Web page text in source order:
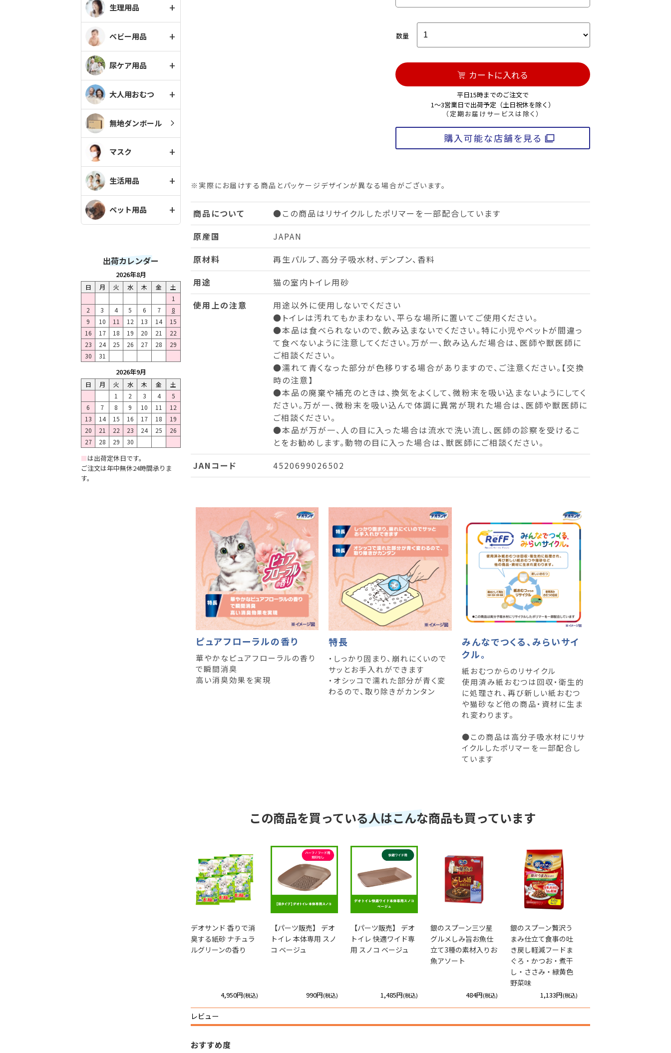
生理用品
ベビー用品
尿ケア用品
大人用おむつ
無地ダンボール
マスク
生活用品
ペット用品
出荷カレンダー
2026年8月
日 月 火 水 木 金
土
1
2
3 4 5 6 7
8
9
10 11 12 13 14
15
16
17 18 19 20 21
22
23
24 25 26 27 28
29
30
31
2026年9月
日 月 火 水 木 金
土
1
2 3 4
5
6
7 8 9 10 11
12
13
14 15 16 17 18
19
20
21 22 23 24 25
26
27
28 29 30
■は出荷定休日です。
ご注文は年中無休24時間承りま
す。
数量
カートに入れる
平日15時までのご注文で
1～3営業日で出荷予定（土日祝休を除く）
（定期お届けサービスは除く）
購入可能な店舗を見る
※実際にお届けする商品とパッケージデザインが異なる場合がございます。
商品について
●この商品はリサイクルしたポリマーを一部配合しています
原産国
JAPAN
原材料
再生パルプ、高分子吸水材、デンプン、香料
用途
猫の室内トイレ用砂
使用上の注意
用途以外に使用しないでください
●トイレは汚れてもかまわない、平らな場所に置いてご使用ください。
●本品は食べられないので、飲み込まないでください。特に小児やペットが間違っ
て食べないように注意してください。万が一、飲み込んだ場合は、医師や獣医師に
ご相談ください。
●濡れて青くなった部分が色移りする場合がありますので、ご注意ください。【交換
時の注意】
●本品の廃棄や補充のときは、換気をよくして、微粉末を吸い込まないようにしてく
ださい。万が一、微粉末を吸い込んで体調に異常が現れた場合は、医師や獣医師に
ご相談ください。
●本品が万が一、人の目に入った場合は流水で洗い流し、医師の診察を受けるこ
とをお勧めします。動物の目に入った場合は、獣医師にご相談ください。
JANコード
4520699026502
ピュアフローラルの香り
華やかなピュアフローラルの香り
で瞬間消臭
高い消臭効果を実現
特長
・しっかり固まり、崩れにくいので
サッとお手入れができます
・オシッコで濡れた部分が青く変
わるので、取り除きがカンタン
みんなでつくる、みらいサイ
クル。
紙おむつからのリサイクル
使用済み紙おむつは回収・衛生的
に処理され、再び新しい紙おむつ
や猫砂など他の商品・資材に生ま
れ変わります。
●この商品は高分子吸水材にリサ
イクルしたポリマーを一部配合し
ています
この商品を買っている人はこんな商品も買っています
デオサンド 香りで消
臭する紙砂 ナチュラ
ルグリーンの香り
4,950円(税込)
【パーツ販売】 デオ
トイレ 本体専用 スノ
コ ベージュ
990円(税込)
【パーツ販売】 デオ
トイレ 快適ワイド専
用 スノコ ベージュ
1,485円(税込)
銀のスプーン三ツ星
グルメしみ旨お魚仕
立て3種の素材入りお
魚アソート
484円(税込)
銀のスプーン贅沢う
まみ仕立て食事の吐
き戻し軽減フードま
ぐろ・かつお・煮干
し・ささみ・緑黄色
野菜味
1,133円(税込)
レビュー
おすすめ度